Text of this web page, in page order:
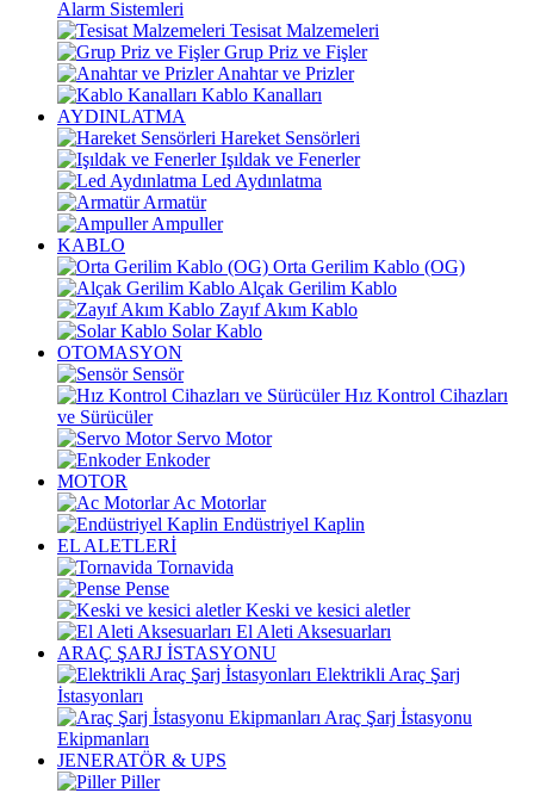
Alarm Sistemleri
Tesisat Malzemeleri
Grup Priz ve Fişler
Anahtar ve Prizler
Kablo Kanalları
AYDINLATMA
Hareket Sensörleri
Işıldak ve Fenerler
Led Aydınlatma
Armatür
Ampuller
KABLO
Orta Gerilim Kablo (OG)
Alçak Gerilim Kablo
Zayıf Akım Kablo
Solar Kablo
OTOMASYON
Sensör
Hız Kontrol Cihazları
ve Sürücüler
Servo Motor
Enkoder
MOTOR
Ac Motorlar
Endüstriyel Kaplin
EL ALETLERİ
Tornavida
Pense
Keski ve kesici aletler
El Aleti Aksesuarları
ARAÇ ŞARJ İSTASYONU
Elektrikli Araç Şarj
İstasyonları
Araç Şarj İstasyonu
Ekipmanları
JENERATÖR & UPS
Piller